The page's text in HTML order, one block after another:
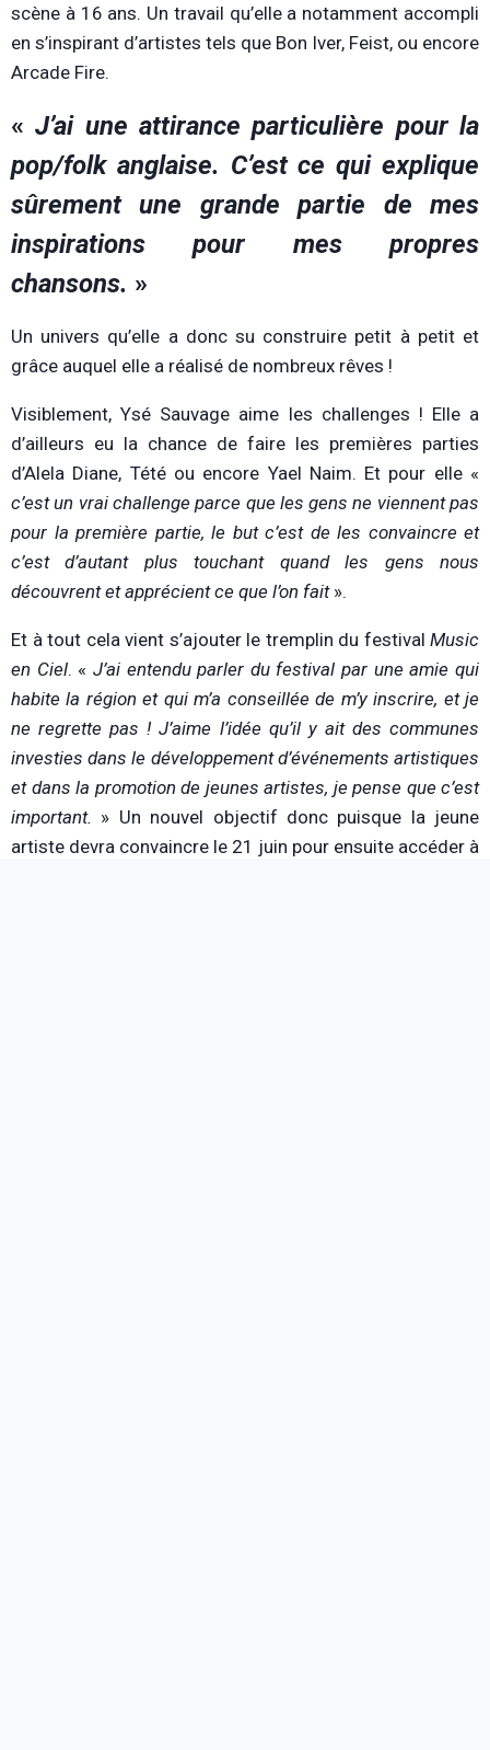
scène à 16 ans. Un travail qu’elle a notamment accompli
en s’inspirant d’artistes tels que Bon Iver, Feist, ou encore
Arcade Fire.
«J’ai une attirance particulière pour la
pop/folk anglaise. C’est ce qui explique
sûrement une grande partie de mes
inspirations pour mes propres
chansons. »
Un univers qu’elle a donc su construire petit à petit et
grâce auquel elle a réalisé de nombreux rêves !
Visiblement, Ysé Sauvage aime les challenges ! Elle a
d’ailleurs eu la chance de faire les premières parties
d’Alela Diane, Tété ou encore Yael Naim. Et pour elle «
c’est un vrai challenge parce que les gens ne viennent pas
pour la première partie, le but c’est de les convaincre et
c’est d’autant plus touchant quand les gens nous
découvrent et apprécient ce que l’on fait».
Et à tout cela vient s’ajouter le tremplin du festival Music
en Ciel. « J’ai entendu parler du festival par une amie qui
habite la région et qui m’a conseillée de m’y inscrire, et je
ne regrette pas ! J’aime l’idée qu’il y ait des communes
investies dans le développement d’événements artistiques
et dans la promotion de jeunes artistes, je pense que c’est
important. » Un nouvel objectif donc puisque la jeune
artiste devra convaincre le 21 juin pour ensuite accéder à